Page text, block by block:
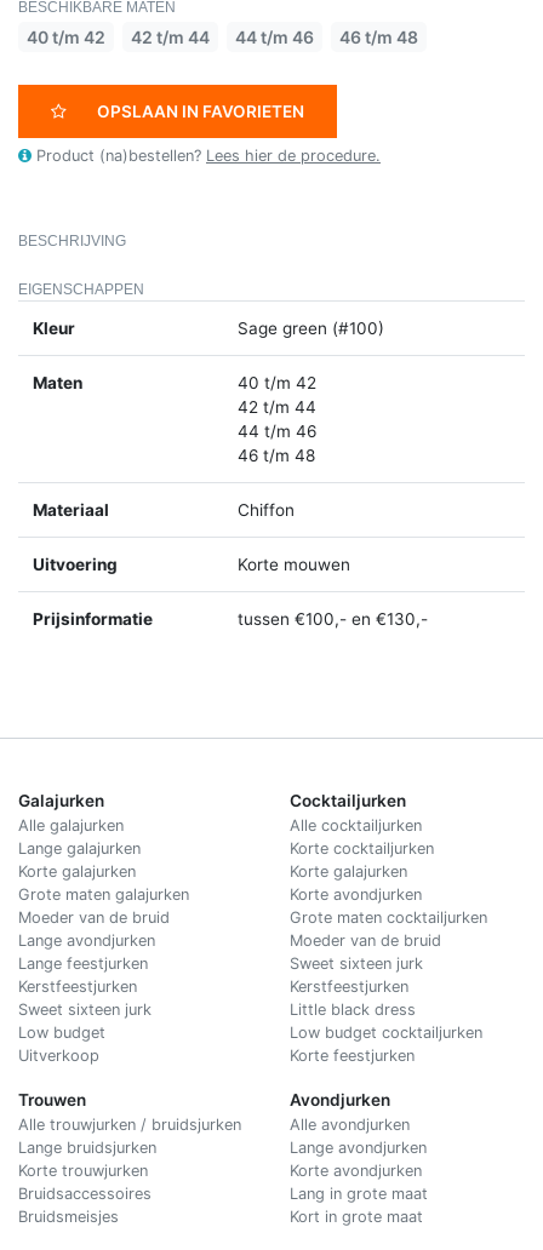
BESCHIKBARE MATEN
40 t/m 42 42 t/m 44 44 t/m 46 46 t/m 48
OPSLAAN IN FAVORIETEN
Product (na)bestellen? Lees hier de procedure.
BESCHRIJVING
EIGENSCHAPPEN
Kleur Sage green (#100)
Maten
40 t/m 42
42 t/m 44
44 t/m 46
46 t/m 48
Materiaal Chiffon
Uitvoering Korte mouwen
Prijsinformatie tussen €100,- en €130,-
Galajurken
Alle galajurken
Lange galajurken
Korte galajurken
Grote maten galajurken
Moeder van de bruid
Lange avondjurken
Lange feestjurken
Kerstfeestjurken
Sweet sixteen jurk
Low budget
Uitverkoop
Trouwen
Alle trouwjurken / bruidsjurken
Lange bruidsjurken
Korte trouwjurken
Bruidsaccessoires
Bruidsmeisjes
Cocktailjurken
Alle cocktailjurken
Korte cocktailjurken
Korte galajurken
Korte avondjurken
Grote maten cocktailjurken
Moeder van de bruid
Sweet sixteen jurk
Kerstfeestjurken
Little black dress
Low budget cocktailjurken
Korte feestjurken
Avondjurken
Alle avondjurken
Lange avondjurken
Korte avondjurken
Lang in grote maat
Kort in grote maat